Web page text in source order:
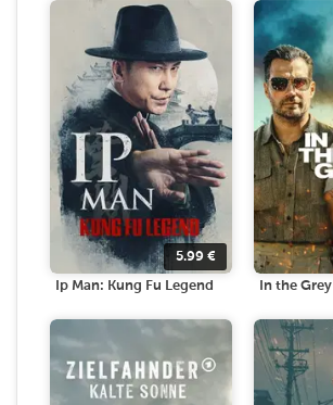
5.99 €
Ip Man: Kung Fu Legend In the Grey